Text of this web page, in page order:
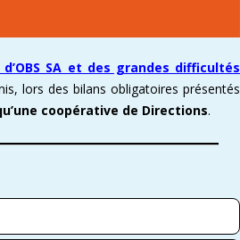
À LA CFDT ?
AFFICHAGE
CFDT – UN SYNDICAT D’ADHÉRENTS
ORGANISER LES VISITES DE SITES
PROCHAINES VISITES DE SITES
ADMINISTRATION CANDIDATURES
CFDT –
SA et des grandes difficultés
lors des bilans obligatoires présentés
coopérative de Directions.